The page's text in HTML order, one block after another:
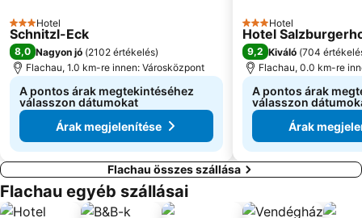
Schwarzensee
Sport- und Freizeitzentrum Optimum
3 Kategória
Hotel
Schnitzl-Eck
8,0 Nagyon jó (2102 értékelés)
Flachau, 1.0 km-re innen: Városközpont
A pontos árak megtekintéséhez
válasszon dátumokat
Árak megjelenítése
3 Kategória
Hotel
Hotel
9,2 Kiváló (704
Flachau, 0.0 km-re
A pontos árak
válasszon
Árak
Flachau összes szállása
Flachau egyéb szállásai